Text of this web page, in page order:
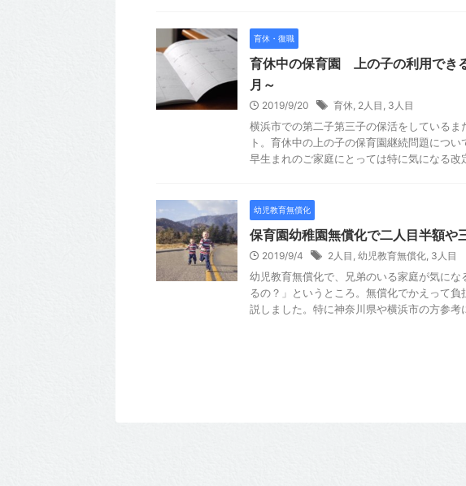
育休・復職
育休中の保育園 上の子の利用でき
月～
2019/9/20 育休, 2人目 , 3人目
横浜市での第二子第三子の保活をしている
ト。育休中の上の子の保育園継続問題につ
早生まれのご家庭にとっては特に気になる
幼児教育無償化
保育園幼稚園無償化で二人目半額や
2019/9/4 2人目 , 幼児教育無償化, 3人目
幼児教育無償化で、兄弟のいる家庭が気に
るの？」というところ。無償化でかえって
説しました。特に神奈川県や横浜市の方参考